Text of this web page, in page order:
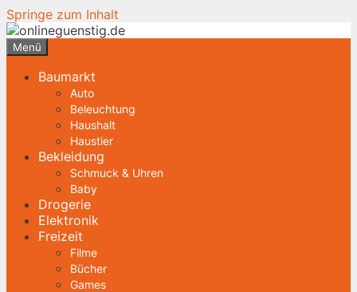
Springe zum Inhalt
Menü
Baumarkt
Auto
Beleuchtung
Haushalt
Haustier
Bekleidung
Schmuck & Uhren
Baby
Drogerie
Elektronik
Freizeit
Filme
Bücher
Games